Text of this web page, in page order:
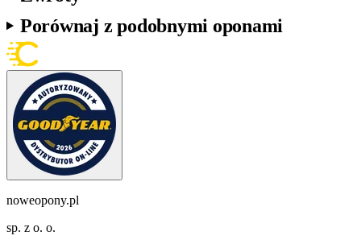
Porównaj z podobnymi oponami
noweopony.pl
sp. z o. o.